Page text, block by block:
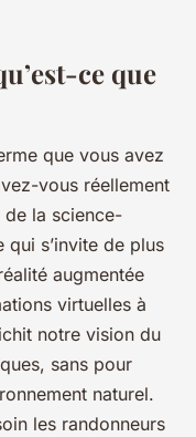
ce que
que vous avez
vous réellement
de la science-
s’invite de plus
augmentée
virtuelles à
notre vision du
sans pour
naturel.
les randonneurs